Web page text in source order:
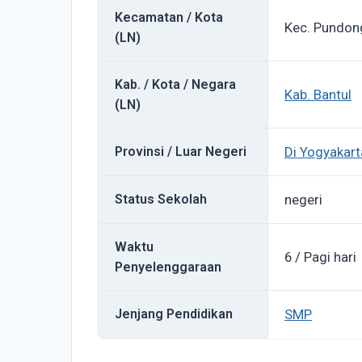
Kecamatan / Kota
(LN)
Kec.
Kab. / Kota / Negara
(LN)
Kab. Bantul
Provinsi / Luar Negeri Di
Status Sekolah negeri
Waktu
Penyelenggaraan
6 / Pagi hari
Jenjang Pendidikan SMP